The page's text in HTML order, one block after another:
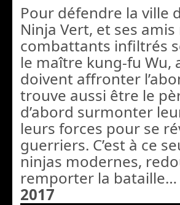
Pour défendre la ville
Ninja Vert, et ses
combattants infiltrés
le maître kung-fu Wu,
doivent affronter
trouve aussi être le
d’abord surmonter
leurs forces pour se
guerriers. C’est à ce
ninjas modernes,
remporter la bataille…
2017